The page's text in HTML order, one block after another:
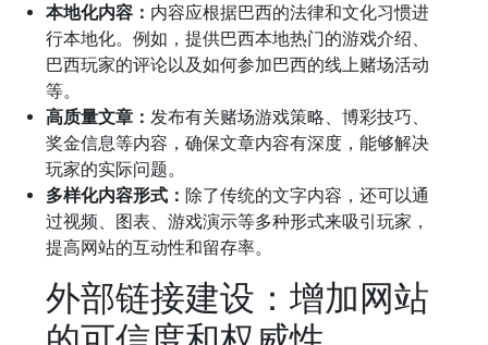
本地化内容： 内容应根据巴西的法律和文化习惯进
行本地化。例如，提供巴西本地热门的游戏介绍、
巴西玩家的评论以及如何参加巴西的线上赌场活动
等。
高质量文章： 发布有关赌场游戏策略、博彩技巧、
奖金信息等内容，确保文章内容有深度，能够解决
玩家的实际问题。
多样化内容形式： 除了传统的文字内容，还可以通
过视频、图表、游戏演示等多种形式来吸引玩家，
提高网站的互动性和留存率。
外部链接建设：增加网站